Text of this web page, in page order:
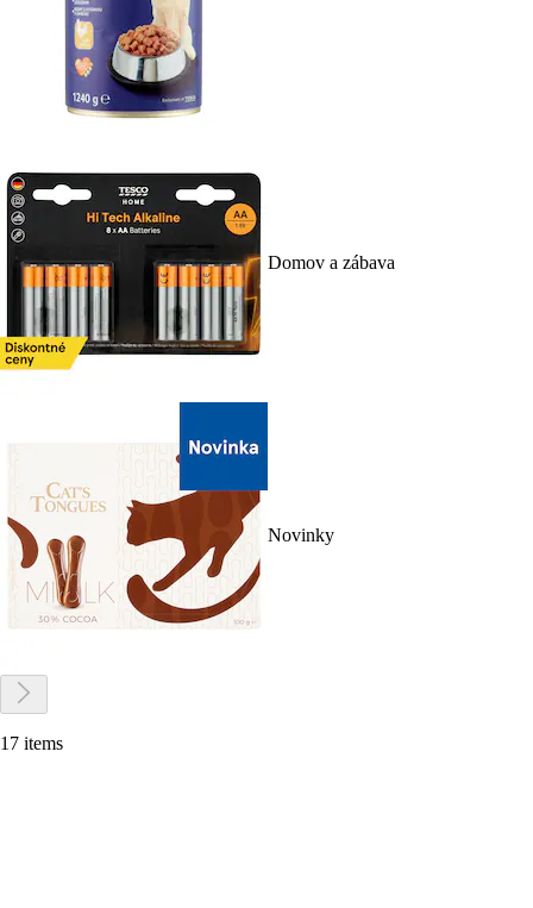
Domov a zábava
Novinky
17 items